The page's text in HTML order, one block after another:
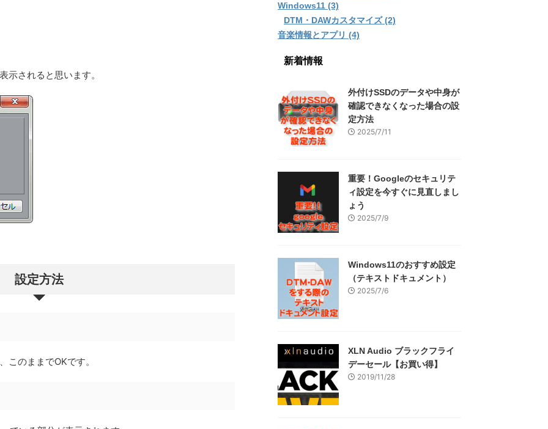
示されると思います。
設定方法
このままでOKです。
Windows11 (3)
DTM・DAWカスタマイズ (2)
音楽情報とアプリ (4)
新着情報
外付けSSDのデータや中身が
確認できなくなった場合の設
定方法
2025/7/11
重要！Googleのセキュリテ
ィ設定を今すぐに見直しまし
ょう
2025/7/9
Windows11のおすすめ設定
（テキストドキュメント）
2025/7/6
XLN Audio ブラックフライ
デーセール【お買い得】
2019/11/28